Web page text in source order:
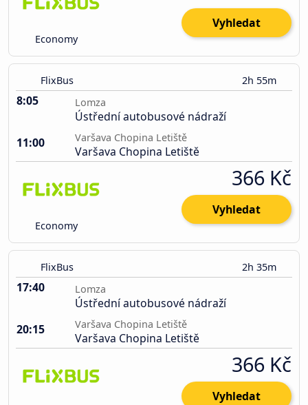
Economy
Vyhledat
FlixBus 2h 55m
8:05 Lomza
Ústřední autobusové nádraží
11:00
Varšava Chopina Letiště
Varšava Chopina Letiště
Economy
366 Kč
Vyhledat
FlixBus 2h 35m
17:40 Lomza
Ústřední autobusové nádraží
20:15
Varšava Chopina Letiště
Varšava Chopina Letiště
366 Kč
Vyhledat